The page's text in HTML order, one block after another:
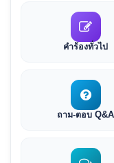
คำร้องทั่วไป
ถาม-ตอบ Q&A